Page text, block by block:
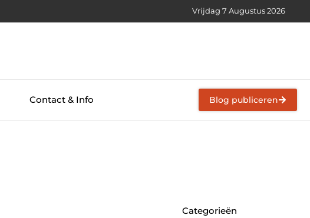
Vrijdag 7 Augustus 2026
Contact & Info Blog publiceren
Categorieën